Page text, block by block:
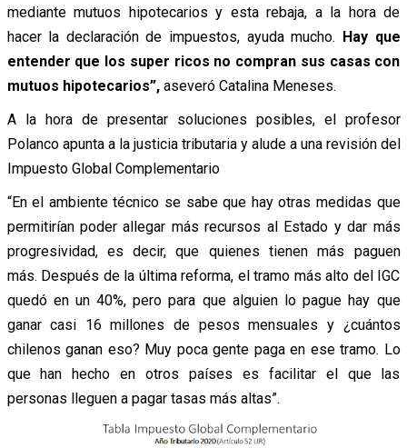
mediante mutuos hipotecarios y esta rebaja, a la hora de
hacer la declaración de impuestos, ayuda mucho. Hay que
entender que los super ricos no compran sus casas con
mutuos hipotecarios”,aseveró Catalina Meneses.
A la hora de presentar soluciones posibles, el profesor
Polanco apunta a la justicia tributaria y alude a una revisión del
Impuesto Global Complementario
“En el ambiente técnico se sabe que hay otras medidas que
permitirían poder allegar más recursos al Estado y dar más
progresividad, es decir, que quienes tienen más paguen
más. Después de la última reforma, el tramo más alto del IGC
quedó en un 40%, pero para que alguien lo pague hay que
ganar casi 16 millones de pesos mensuales y ¿cuántos
chilenos ganan eso? Muy poca gente paga en ese tramo. Lo
que han hecho en otros países es facilitar el que las
personas lleguen a pagar tasas más altas”.